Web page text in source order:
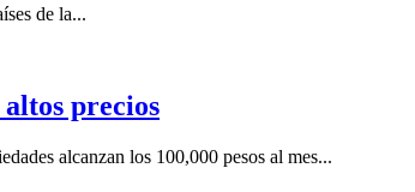
de la...
precios
alcanzan los 100,000 pesos al mes...